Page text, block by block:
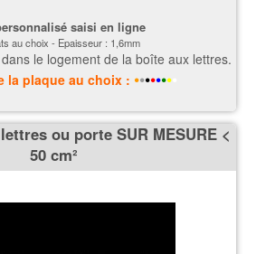
saisi en ligne
au choix - Epaisseur : 1,6mm
le logement de la boîte aux lettres.
la plaqueau choix : •••••••
ou porte SUR MESURE <
50 cm²